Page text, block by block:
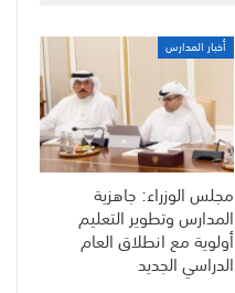
أخبار المدارس
مجلس الوزراء: جاهزية
المدارس وتطوير التعليم
أولوية مع انطلاق العام
الدراسي الجديد